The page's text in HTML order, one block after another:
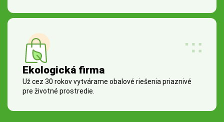
Ekologická firma
Už cez 30 rokov vytvárame obalové riešenia priaznivé
pre životné prostredie.